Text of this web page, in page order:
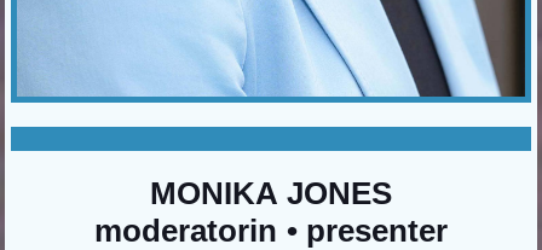
MONIKA JONES
moderatorin • presenter